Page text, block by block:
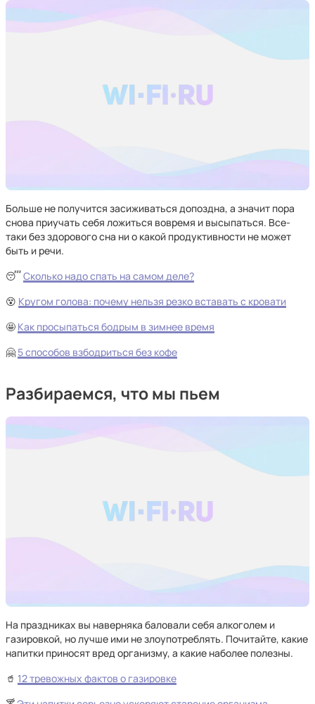
Больше не получится засиживаться допоздна, а значит пора
снова приучать себя ложиться вовремя и высыпаться. Все-
таки без здорового сна ни о какой продуктивности не может
быть и речи.
😴Сколько надо спать на самом деле?
😵 Кругом голова: почему нельзя резко вставать с кровати
🤩 Как просыпаться бодрым в зимнее время
🤗 5 способов взбодриться без кофе
Разбираемся, что мы пьем
На праздниках вы наверняка баловали себя алкоголем и
газировкой, но лучше ими не злоупотреблять. Почитайте, какие
напитки приносят вред организму, а какие наболее полезны.
🥤 12 тревожных фактов о газировке